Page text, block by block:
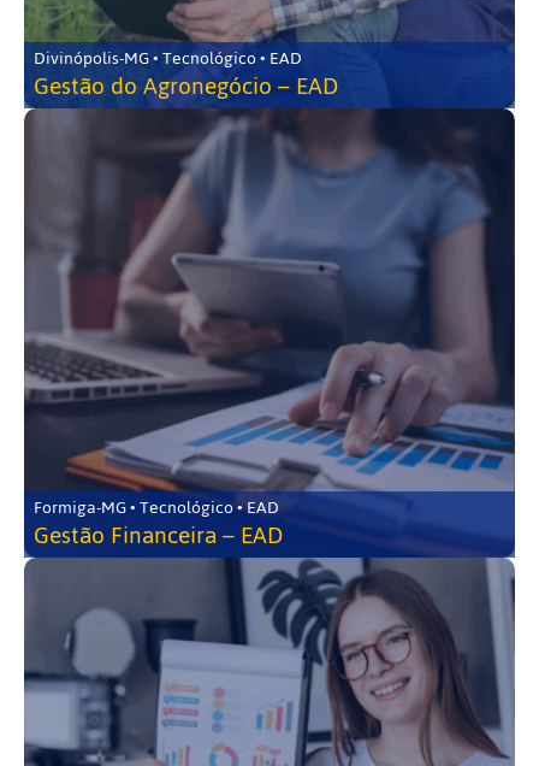
Divinópolis-MG • Tecnológico • EAD
Gestão do Agronegócio – EAD
Formiga-MG • Tecnológico • EAD
Gestão Financeira – EAD